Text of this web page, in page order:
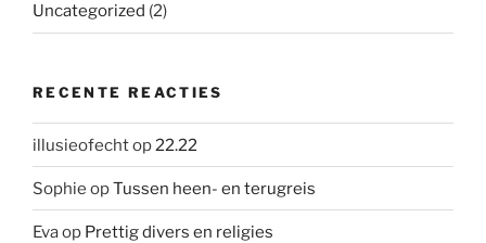
Uncategorized (2)
RECENTE REACTIES
illusieofechtop22.22
Sophie opTussen heen- en terugreis
Evaop Prettig divers en religies